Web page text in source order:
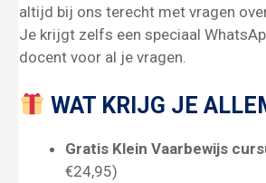
altijd bij ons terecht met vragen
Je krijgt zelfs een speciaal
docent voor al je vragen.
WAT KRIJG JE
Gratis Klein Vaarbewijs
€24,95)